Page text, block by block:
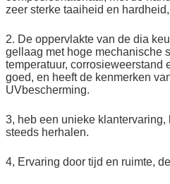
zeer sterke taaiheid en
2. De oppervlakte van de dia
gellaag met hoge mechanische
temperatuur, corrosieweerstand
goed, en heeft de kenmerken
UVbescherming.
3, heb een unieke
steeds herhalen.
4, Ervaring door tijd en ruimte,